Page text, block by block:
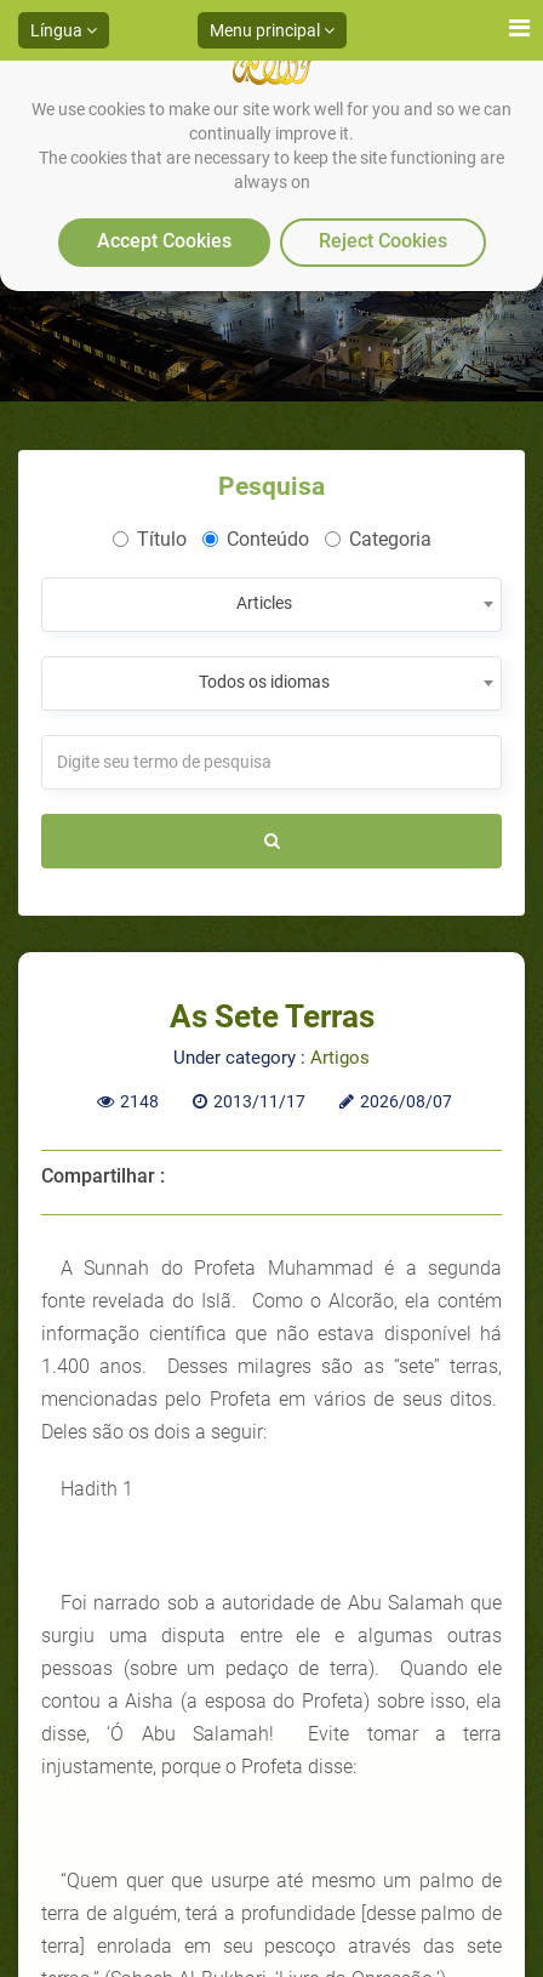
We use cookies to make our site work well for you and so we can
continually improve it.
The cookies that are necessary to keep the site functioning are
always on
Accept Cookies Reject Cookies
Língua Menu principal
As Sete Terras
Pesquisa
Título Conteúdo Categoria
Articles
Todos os idiomas
As Sete Terras
Under category : Artigos
2148 2013/11/17 2026/08/07
Compartilhar :
A Sunnah do Profeta Muhammad é a segunda
fonte revelada do Islã. Como o Alcorão, ela contém
informação científica que não estava disponível há
1.400 anos. Desses milagres são as “sete” terras,
mencionadas pelo Profeta em vários de seus ditos.
Deles são os dois a seguir:
Hadith 1
Foi narrado sob a autoridade de Abu Salamah que
surgiu uma disputa entre ele e algumas outras
pessoas (sobre um pedaço de terra). Quando ele
contou a Aisha (a esposa do Profeta) sobre isso, ela
disse, ‘Ó Abu Salamah! Evite tomar a terra
injustamente, porque o Profeta disse:
“Quem quer que usurpe até mesmo um palmo de
terra de alguém, terá a profundidade [desse palmo de
terra] enrolada em seu pescoço através das sete